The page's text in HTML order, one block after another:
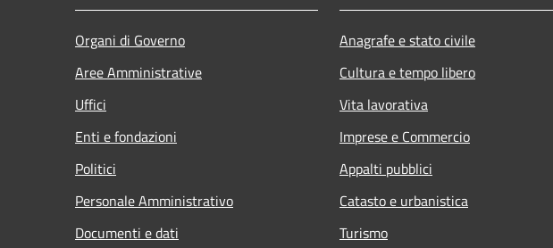
Organi di Governo
Aree Amministrative
Uffici
Enti e fondazioni
Politici
Personale Amministrativo
Documenti e dati
Anagrafe e stato civile
Cultura e tempo libero
Vita lavorativa
Imprese e Commercio
Appalti pubblici
Catasto e urbanistica
Turismo